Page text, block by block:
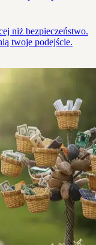
niż bezpieczeństwo.
twoje podejście.